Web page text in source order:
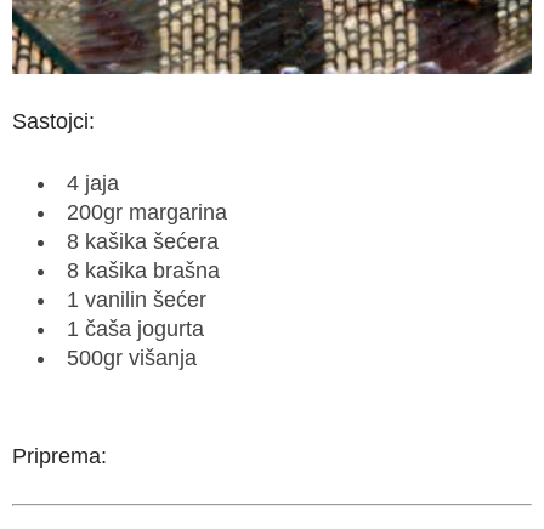
Sastojci:
4 jaja
200gr margarina
8 kašika šećera
8 kašika brašna
1 vanilin šećer
1 čaša jogurta
500gr višanja
Priprema: